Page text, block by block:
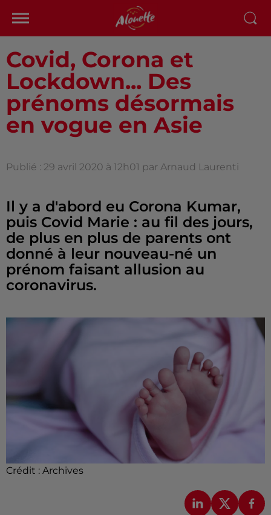
Covid, Corona et
Lockdown... Des
prénoms désormais
en vogue en Asie
Publié : 29 avril 2020 à 12h01 par Arnaud Laurenti
Il y a d'abord eu Corona Kumar,
puis Covid Marie : au fil des jours,
de plus en plus de parents ont
donné à leur nouveau-né un
prénom faisant allusion au
coronavirus.
Crédit : Archives